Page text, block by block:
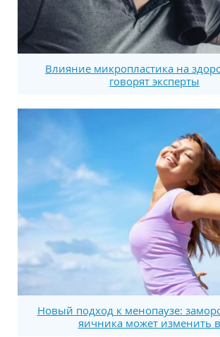
Влияние микропластика на
говорят эксперты
Новый подход к менопаузе:
яичника может изменить